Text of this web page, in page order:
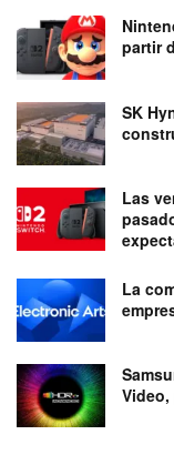
partir
SK
Las
La